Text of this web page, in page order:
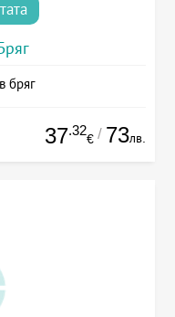
бряг
37.32
€ / 73лв.